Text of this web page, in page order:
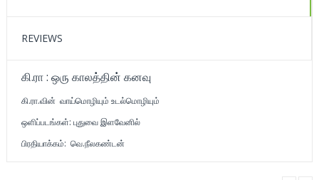
REVIEWS
கி.ரா : ஒரு காலத்தின் கனவு
கி.ரா.வின் வாய்மொழியும் உடல்மொழியும்
ஒளிப்படங்கள்: புதுவை இளவேனில்
பிரதியாக்கம்: வெ.நீலகண்டன்